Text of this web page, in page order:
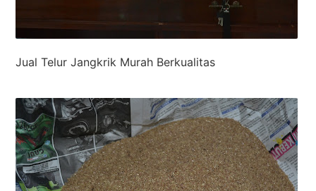
Jual Telur Jangkrik Murah Berkualitas